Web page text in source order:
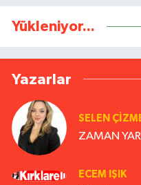
Yükleniyor...
Yazarlar
SELEN
ZAMAN
ECEM IŞIK